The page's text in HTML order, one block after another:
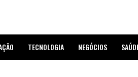
TECNOLOGIA NEGÓCIOS